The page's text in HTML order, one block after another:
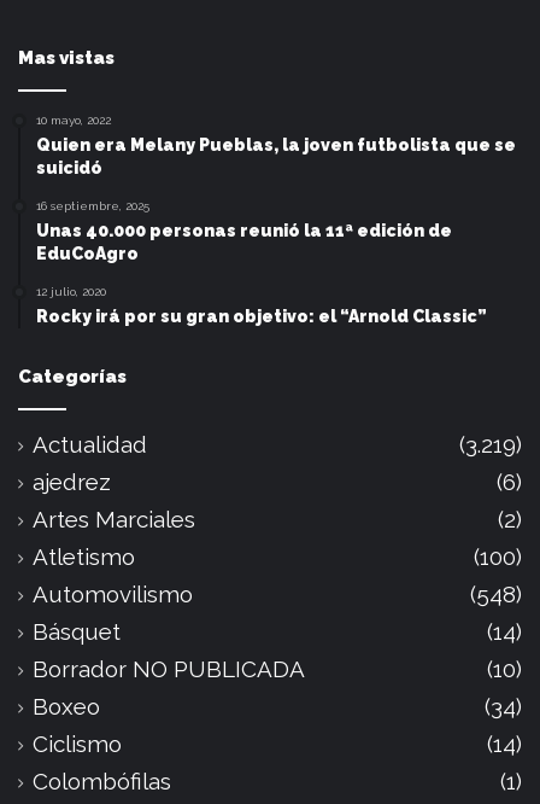
Mas vistas
10 mayo, 2022
Quien era Melany Pueblas, la joven futbolista que se
suicidó
16 septiembre, 2025
Unas 40.000 personas reunió la 11ª edición de
EduCoAgro
12 julio, 2020
Rocky irá por su gran objetivo: el “Arnold Classic”
Categorías
Actualidad
(3.219)
ajedrez
(6)
Artes Marciales
(2)
Atletismo
(100)
Automovilismo
(548)
Básquet
(14)
Borrador NO PUBLICADA
(10)
Boxeo
(34)
Ciclismo
(14)
Colombófilas
(1)